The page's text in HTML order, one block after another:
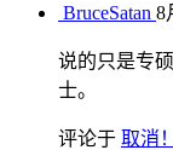
BruceSatan 8
说的只是专
士。
评论于 取消